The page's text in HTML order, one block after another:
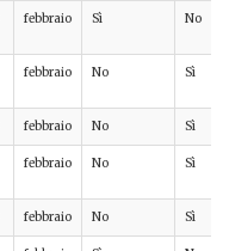
febbraio Sì No
febbraio No Sì
febbraio No Sì
febbraio No Sì
febbraio No Sì